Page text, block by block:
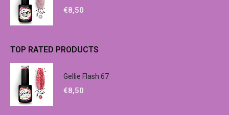
€8,50
TOP RATED PRODUCTS
Gellie Flash 67
€8,50